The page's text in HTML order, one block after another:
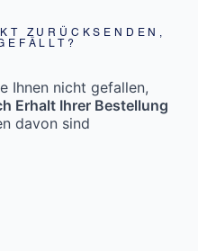
ZURÜCKSENDEN,
Ihnen nicht gefallen,
Erhalt Ihrer Bestellung
davon sind